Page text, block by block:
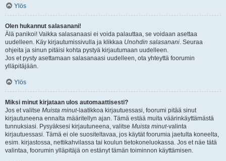
Ylös
Olen hukannut salasanani!
Älä panikoi! Vaikka salasanaasi ei voida palauttaa, se voidaan asettaa
uudelleen. Käy kirjautumissivulla ja klikkaa Unohdin salasanani. Seuraa
ohjeita ja sinun pitäisi kohta pystyä kirjautumaan uudelleen.
Jos et pysty asettamaan salasanaasi uudelleen, ota yhteyttä foorumin
ylläpitäjään.
Ylös
Miksi minut kirjataan ulos automaattisesti?
Jos et valitse Muista minut-laatikkoa kirjautuessasi, foorumi pitää sinut
kirjautuneena ennalta määritellyn ajan. Tämä estää muita väärinkäyttämästä
tunnuksiasi. Pysyäksesi kirjautuneena, valitse Muista minut-valinta
kirjautuessasi. Tämä ei ole suositeltavaa, jos käytät foorumia jaetulta koneelta,
esim. kirjastossa, nettikahvilassa tai koulun tietokoneluokassa. Jos et näe tätä
valintaa, foorumin ylläpitäjä on estänyt tämän toiminnon käyttämisen.